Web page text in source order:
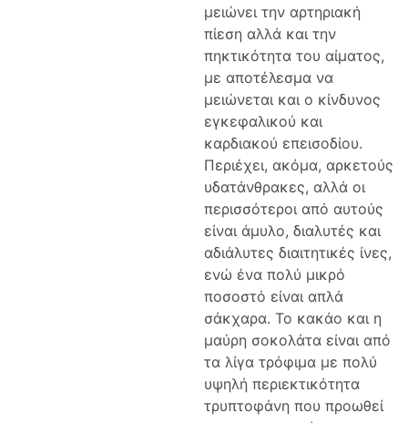
μειώνει την αρτηριακή
πίεση αλλά και την
πηκτικότητα του αίματος,
με αποτέλεσμα να
μειώνεται και ο κίνδυνος
εγκεφαλικού και
καρδιακού επεισοδίου.
Περιέχει, ακόμα, αρκετούς
υδατάνθρακες, αλλά οι
περισσότεροι από αυτούς
είναι άμυλο, διαλυτές και
αδιάλυτες διαιτητικές ίνες,
ενώ ένα πολύ μικρό
ποσοστό είναι απλά
σάκχαρα. Το κακάο και η
μαύρη σοκολάτα είναι από
τα λίγα τρόφιμα με πολύ
υψηλή περιεκτικότητα
τρυπτοφάνη που προωθεί